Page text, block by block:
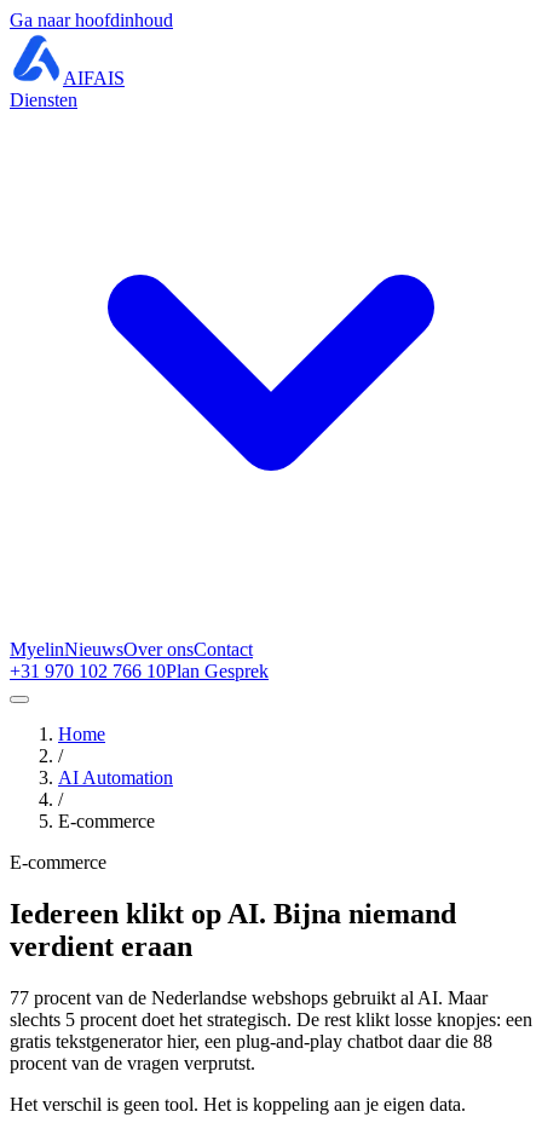
Ga naar hoofdinhoud
AIFAIS
Diensten
MyelinNieuwsOver onsContact
+31 970 102 766 10Plan Gesprek
Home
/
AI Automation
/
E-commerce
E-commerce
Iedereen klikt op AI. Bijna niemand
verdient eraan
77 procent van de Nederlandse webshops gebruikt al AI. Maar
slechts 5 procent doet het strategisch. De rest klikt losse knopjes: een
gratis tekstgenerator hier, een plug-and-play chatbot daar die 88
procent van de vragen verprutst.
Het verschil is geen tool. Het is koppeling aan je eigen data.